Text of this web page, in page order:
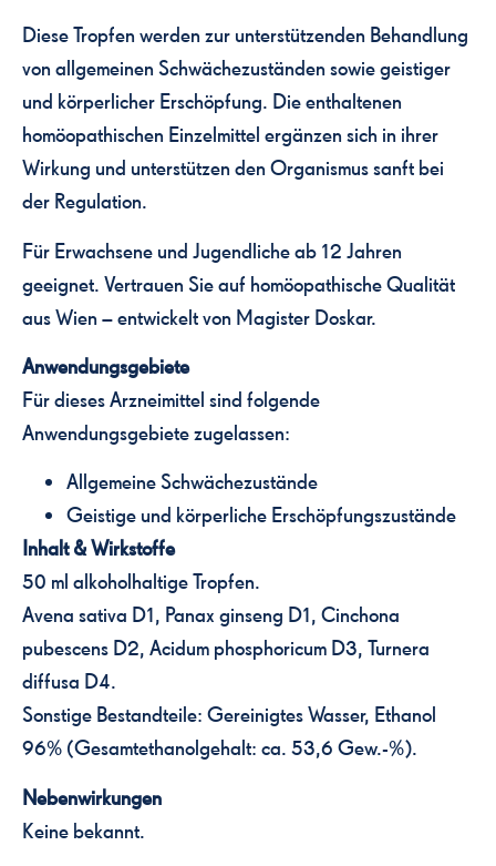
Diese Tropfen werden zur unterstützenden Behandlung
von allgemeinen Schwächezuständen sowie geistiger
und körperlicher Erschöpfung. Die enthaltenen
homöopathischen Einzelmittel ergänzen sich in ihrer
Wirkung und unterstützen den Organismus sanft bei
der Regulation.
Für Erwachsene und Jugendliche ab 12 Jahren
geeignet. Vertrauen Sie auf homöopathische Qualität
aus Wien – entwickelt von Magister Doskar.
Anwendungsgebiete
Für dieses Arzneimittel sind folgende
Anwendungsgebiete zugelassen:
Allgemeine Schwächezustände
Geistige und körperliche Erschöpfungszustände
Inhalt & Wirkstoffe
50 ml alkoholhaltige Tropfen.
Avena sativa D1, Panax ginseng D1, Cinchona
pubescens D2, Acidum phosphoricum D3, Turnera
diffusa D4.
Sonstige Bestandteile: Gereinigtes Wasser, Ethanol
96% (Gesamtethanolgehalt: ca. 53,6 Gew.-%).
Nebenwirkungen
Keine bekannt.